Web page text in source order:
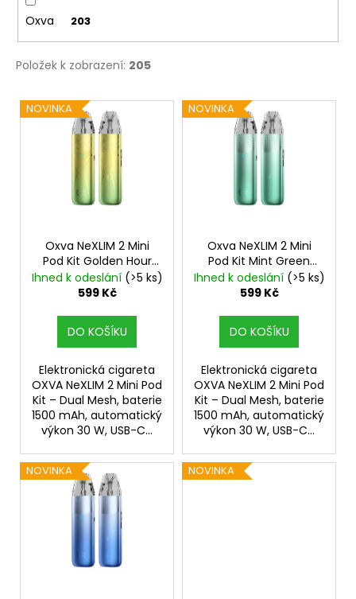
Oxva 203
Položek k zobrazení: 205
V
ý
NOVINKA
Oxva NeXLIM 2 Mini
Pod Kit Golden Hour
1500mAh
Ihned k odeslání (>5 ks)
599 Kč
DO KOŠÍKU
Elektronická cigareta
OXVA NeXLIM 2 Mini Pod
Kit – Dual Mesh, baterie
1500 mAh, automatický
výkon 30 W, USB-C...
NOVINKA
Oxva NeXLIM 2 Mini
Pod Kit Mint Green
1500mAh
Ihned k odeslání (>5 ks)
599 Kč
DO KOŠÍKU
Elektronická cigareta
OXVA NeXLIM 2 Mini Pod
Kit – Dual Mesh, baterie
1500 mAh, automatický
výkon 30 W, USB-C...
NOVINKA NOVINKA